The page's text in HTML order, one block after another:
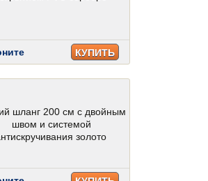
КУПИТЬ
шланг 200 см с двойным
швом и системой
золото